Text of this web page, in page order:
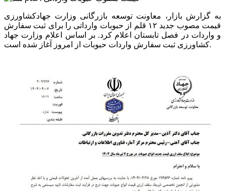
به گزارش بازار، معاونت توسعه بازرگانی وزارت جهادکشاورزی
قیمت مصوب جدید ۱۲ قلم از حبوبات وارداتی را برای ثبت سفارش
و واردات در فصل تابستان اعلام کرد. بر اساس اعلام وزارت جهاد
کشاورزی ثبت سفارش واردات حبوبات از امروز آغاز شده است.